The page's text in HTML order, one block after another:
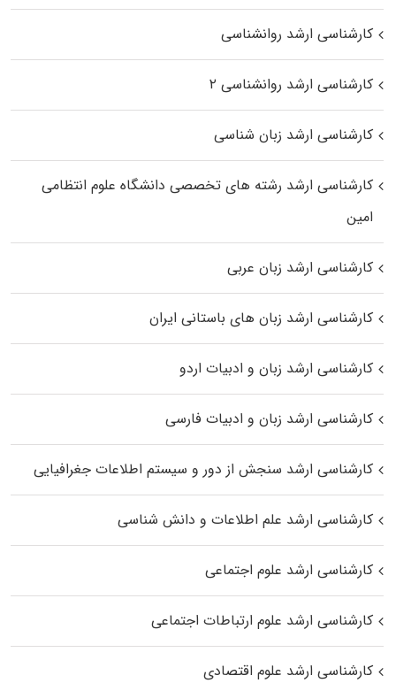
کارشناسی ارشد روانشناسی
کارشناسی ارشد روانشناسی ۲
کارشناسی ارشد زبان شناسی
کارشناسی ارشد رﺷﺘﻪ ﻫﺎی تخصصی داﻧﺸﮕﺎه ﻋﻠﻮم انتظامی
اﻣﻴﻦ
کارشناسی ارشد زبان عربی
کارشناسی ارشد زبان‌ های باستانی ایران
کارشناسی ارشد زبان و ادبیات اردو
کارشناسی ارشد زبان و ادبیات فارسی
کارشناسی ارشد سنجش از دور و سیستم اطلاعات جغرافیایی
کارشناسی ارشد علم اطلاعات و دانش شناسی
کارشناسی ارشد علوم اجتماعی
کارشناسی ارشد علوم ارتباطات اجتماعی
کارشناسی ارشد علوم اقتصادی